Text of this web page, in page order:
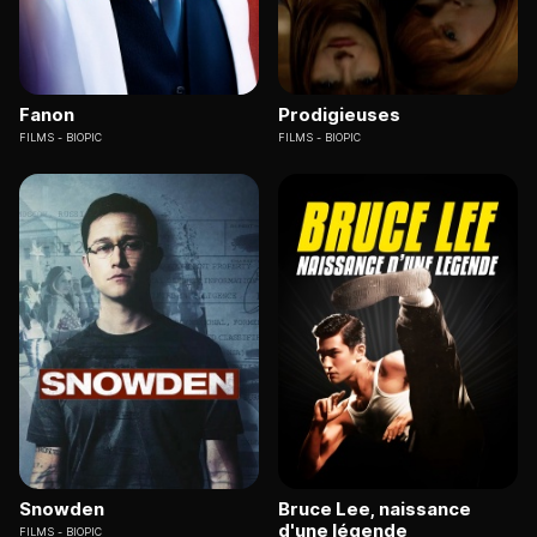
Fanon
FILMS BIOPIC
Prodigieuses
FILMS BIOPIC
Snowden
FILMS BIOPIC
Bruce Lee, naissance
d'une légende